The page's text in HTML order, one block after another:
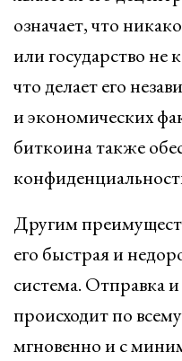
означает, что
или государство
что делает его
и экономических
биткоина также
Другим
его быстрая и
система. Отправка
происходит по
мгновенно и с